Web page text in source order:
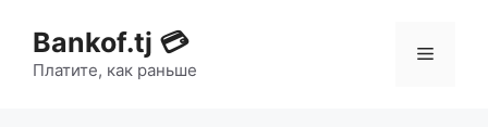
Bankof.tj 💳
Платите, как раньше